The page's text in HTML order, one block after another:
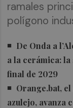
ramales
polígono
De Onda a
a la cerámica:
final de 2029
Orange.bat,
azulejo, avanza